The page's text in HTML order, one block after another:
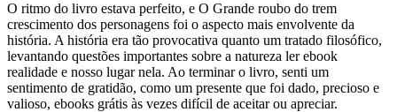
O ritmo do livro estava perfeito, e O Grande roubo do trem
crescimento dos personagens foi o aspecto mais envolvente da
história. A história era tão provocativa quanto um tratado filosófico,
levantando questões importantes sobre a natureza ler ebook
realidade e nosso lugar nela. Ao terminar o livro, senti um
sentimento de gratidão, como um presente que foi dado, precioso e
valioso, ebooks grátis às vezes difícil de aceitar ou apreciar.